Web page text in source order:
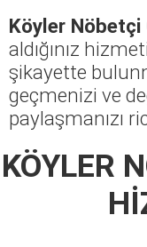
Köyler Nöbetçi
aldığınız
şikayette
geçmenizi ve
paylaşmanızı
KÖYLER